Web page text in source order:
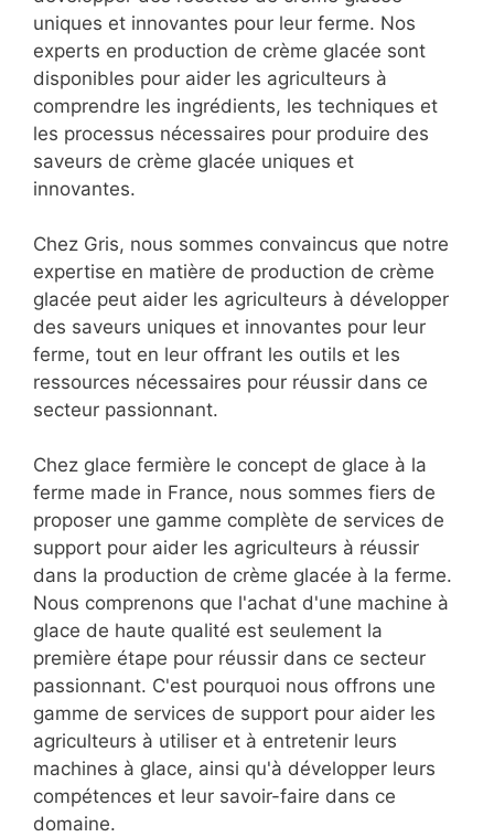
uniques et innovantes pour leur ferme. Nos
experts en production de crème glacée sont
disponibles pour aider les agriculteurs à
comprendre les ingrédients, les techniques et
les processus nécessaires pour produire des
saveurs de crème glacée uniques et
innovantes.
Chez Gris, nous sommes convaincus que notre
expertise en matière de production de crème
glacée peut aider les agriculteurs à développer
des saveurs uniques et innovantes pour leur
ferme, tout en leur offrant les outils et les
ressources nécessaires pour réussir dans ce
secteur passionnant.
Chez glace fermière le concept de glace à la
ferme made in France, nous sommes fiers de
proposer une gamme complète de services de
support pour aider les agriculteurs à réussir
dans la production de crème glacée à la ferme.
Nous comprenons que l'achat d'une machine à
glace de haute qualité est seulement la
première étape pour réussir dans ce secteur
passionnant. C'est pourquoi nous offrons une
gamme de services de support pour aider les
agriculteurs à utiliser et à entretenir leurs
machines à glace, ainsi qu'à développer leurs
compétences et leur savoir-faire dans ce
domaine.